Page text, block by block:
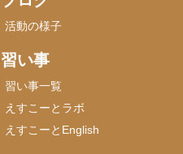
活動の様子
習い事
習い事一覧
えすこーとラボ
えすこーとEnglish